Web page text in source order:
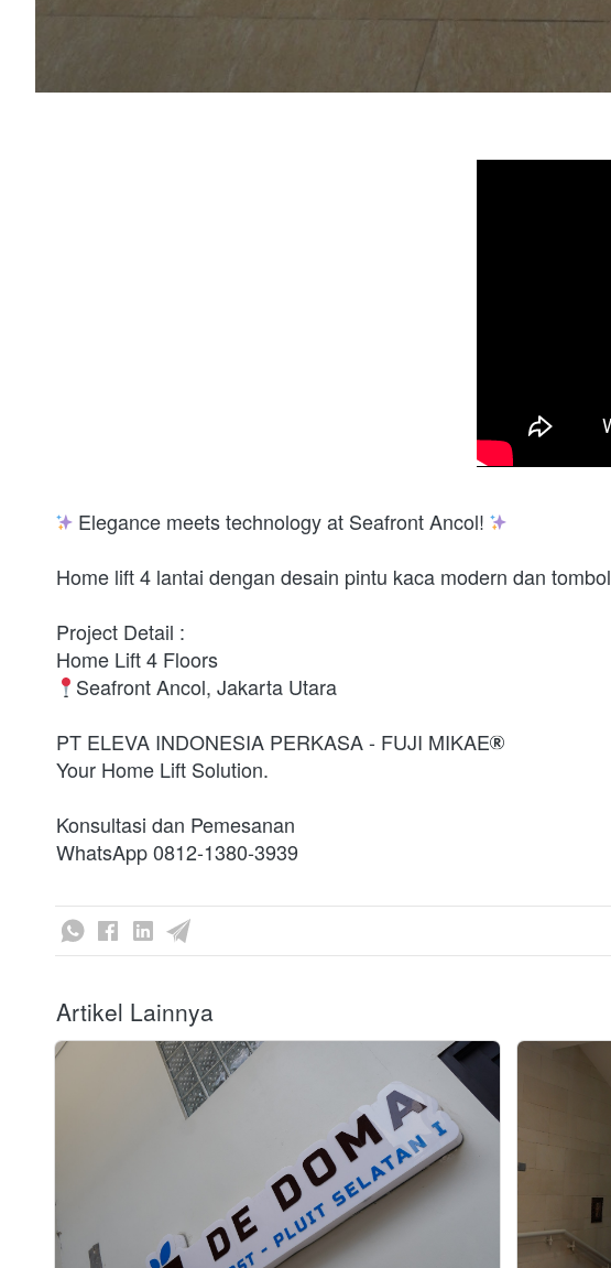
Elegance meets technology at Seafront Ancol!
Home lift 4 lantai dengan desain pintu kaca modern dan
Project Detail :
Seafront Ancol, Jakarta Utara
PT ELEVA INDONESIA PERKASA - FUJI MIKAE
Your Home Lift Solution.
Konsultasi dan Pemesanan
WhatsApp 0812-1380-3939
Artikel Lainnya